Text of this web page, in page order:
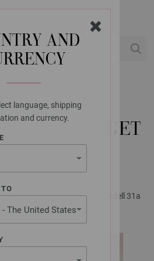
AND
language, shipping
and currency.
- The United States
STUDIO
3-FARGET
CARDATO
+ Strikkeopskrifter (NO) | Modell 31a